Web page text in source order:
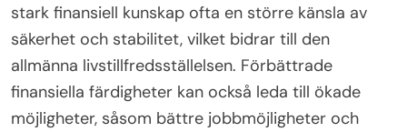
stark finansiell kunskap ofta en större känsla av
säkerhet och stabilitet, vilket bidrar till den
allmänna livstillfredsställelsen. Förbättrade
finansiella färdigheter kan också leda till ökade
möjligheter, såsom bättre jobbmöjligheter och